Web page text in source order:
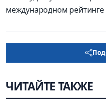
международном
ЧИТАЙТЕ ТАКЖЕ